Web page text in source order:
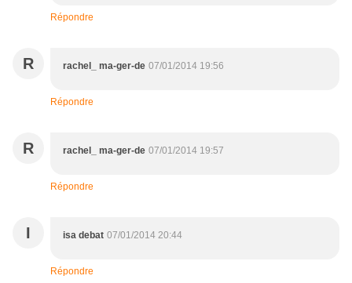
Répondre
R rachel_ ma-ger-de 07/01/2014 19:56
Répondre
R rachel_ ma-ger-de 07/01/2014 19:57
Répondre
I isa debat 07/01/2014 20:44
Répondre